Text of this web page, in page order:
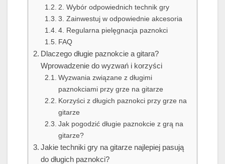
2. Wybór odpowiednich technik gry
3. Zainwestuj w odpowiednie akcesoria
4. Regularna pielęgnacja paznokci
FAQ
Dlaczego długie paznokcie a gitara?
Wprowadzenie do wyzwań i korzyści
Wyzwania związane z długimi
paznokciami przy grze na gitarze
Korzyści z długich paznokci przy grze na
gitarze
Jak pogodzić długie paznokcie z grą na
gitarze?
Jakie techniki gry na gitarze najlepiej pasują
do długich paznokci?